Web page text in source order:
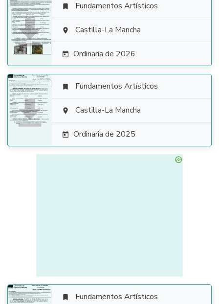

 Fundamentos Artísticos
 Castilla-La Mancha
 Ordinaria de 2026

 Fundamentos Artísticos
 Castilla-La Mancha
 Ordinaria de 2025
 Fundamentos Artísticos